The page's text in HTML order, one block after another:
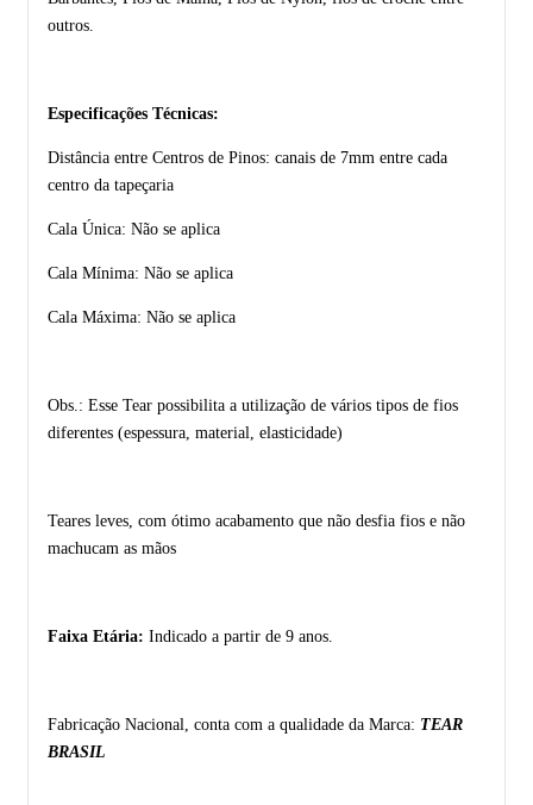
outros.
Especificações Técnicas:
Distância entre Centros de Pinos: canais de 7mm entre cada
centro da tapeçaria
Cala Única: Não se aplica
Cala Mínima: Não se aplica
Cala Máxima: Não se aplica
Obs.: Esse Tear possibilita a utilização de vários tipos de fios
diferentes (espessura, material, elasticidade)
Teares leves, com ótimo acabamento que não desfia fios e não
machucam as mãos
Faixa Etária: Indicado a partir de 9 anos.
Fabricação Nacional, conta com a qualidade da Marca: TEAR
BRASIL